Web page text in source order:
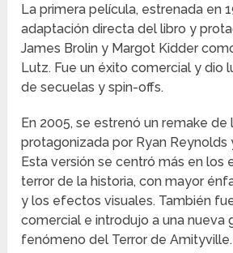
La primera película, estrenada en
adaptación directa del libro y
James Brolin y Margot Kidder
Lutz. Fue un éxito comercial y dio
de secuelas y spin-offs.
En 2005, se estrenó un remake de
protagonizada por Ryan Reynolds
Esta versión se centró más en los
terror de la historia, con mayor
y los efectos visuales. También
comercial e introdujo a una nueva
fenómeno del Terror de Amityville.